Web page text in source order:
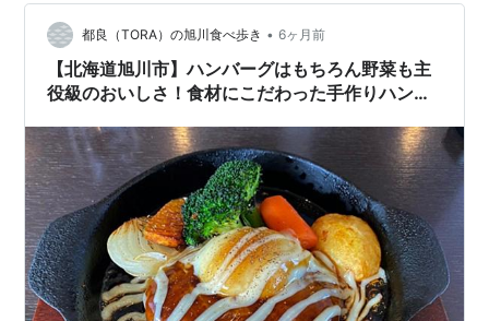
都良（TORA）の旭川食べ歩き • 6ヶ月前
【北海道旭川市】ハンバーグはもちろん野菜も主
役級のおいしさ！食材にこだわった手作りハンバ